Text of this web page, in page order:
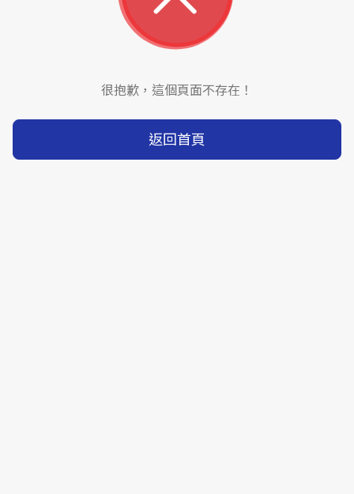
很抱歉，這個頁面不存在！
返回首頁